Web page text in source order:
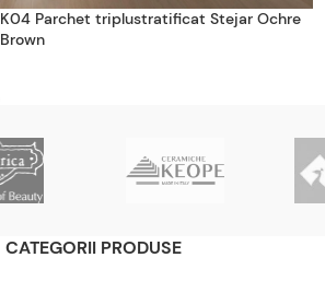
K04 Parchet triplustratificat Stejar Ochre
Brown
CATEGORII PRODUSE